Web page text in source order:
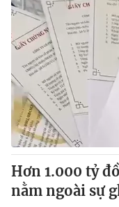
Y tế
Thế giới
Tin tức
Thế giới đó đây
Câu chuyện quốc tế
Kinh tế
Tài chính
Thị trường
Góc doanh nghiệp
Dữ liệu và đời
Truyền hình
Hơn 1.000 tỷ
nằm ngoài sự